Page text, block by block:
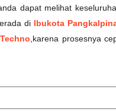
dapat melihat
di Ibukota
,karena prosesnya